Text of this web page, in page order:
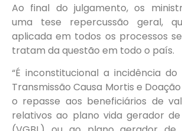
Ao final do julgamento, os
uma tese repercussão geral,
aplicada em todos os processos
tratam da questão em todo o país.
“É inconstitucional a incidência
Transmissão Causa Mortis e
o repasse aos beneficiários de
relativos ao plano vida gerador